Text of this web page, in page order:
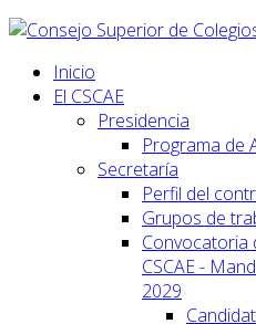
Inicio
El CSCAE
Presidencia
Programa de
Secretaría
Perfil del
Grupos de
Convocatoria
CSCAE -
2029